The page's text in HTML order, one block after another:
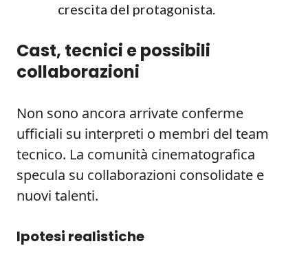
crescita del protagonista.
Cast, tecnici e possibili
collaborazioni
Non sono ancora arrivate conferme
ufficiali su interpreti o membri del team
tecnico. La comunità cinematografica
specula su collaborazioni consolidate e
nuovi talenti.
Ipotesi realistiche